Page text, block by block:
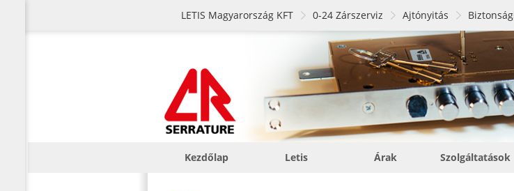
LETIS Magyarország KFT 0-24 Zárszerviz Ajtónyitás
Kezdőlap Letis Árak Szolgáltatások